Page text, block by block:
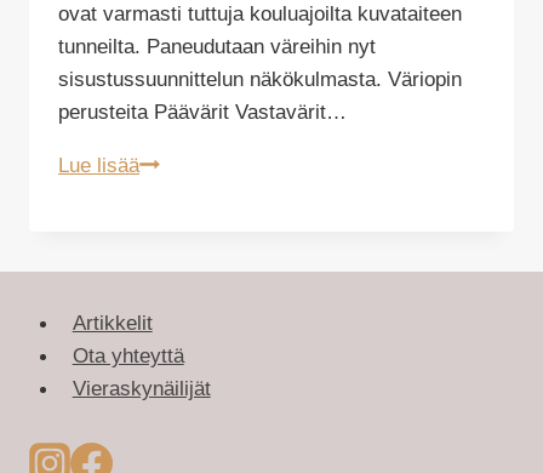
ovat varmasti tuttuja kouluajoilta kuvataiteen
tunneilta. Paneudutaan väreihin nyt
sisustussuunnittelun näkökulmasta. Väriopin
perusteita Päävärit Vastavärit…
Lue lisääVärisanastoa
Artikkelit
Ota yhteyttä
Vieraskynäilijät